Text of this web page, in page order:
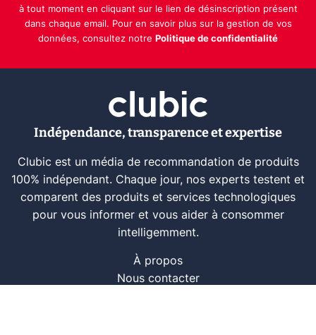
à tout moment en cliquant sur le lien de désinscription présent
dans chaque email. Pour en savoir plus sur la gestion de vos
données, consultez notre Politique de confidentialité
Indépendance, transparence et expertise
Clubic est un média de recommandation de produits
100% indépendant. Chaque jour, nos experts testent et
comparent des produits et services technologiques
pour vous informer et vous aider à consommer
intelligemment.
À propos
Nous contacter